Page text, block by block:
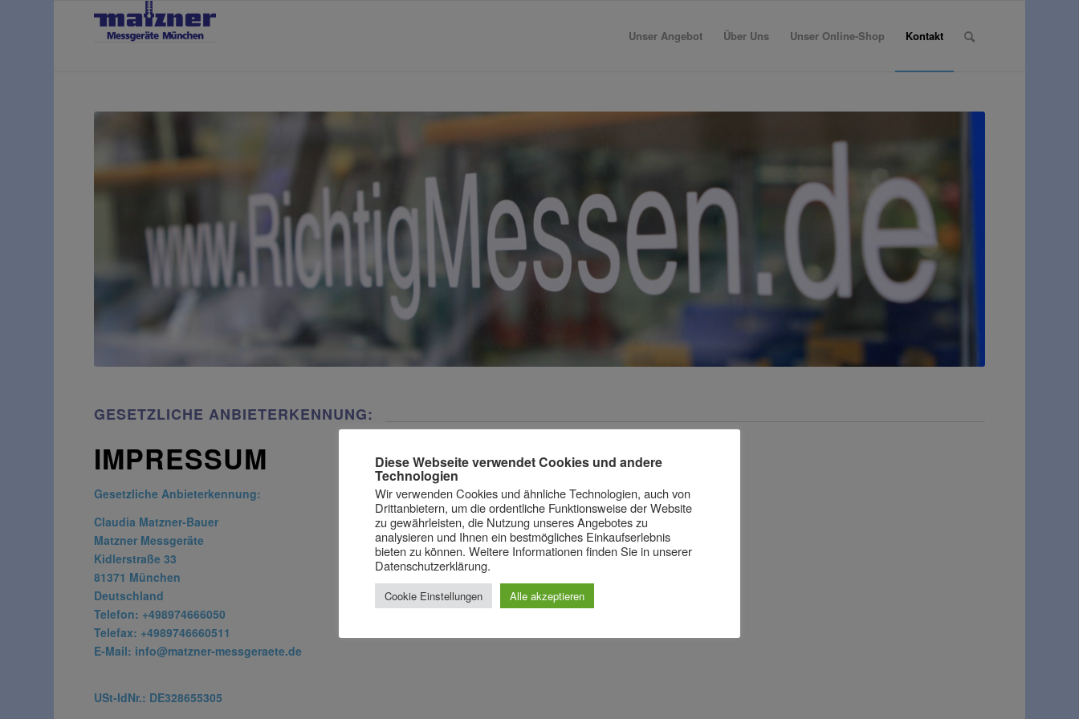
Unser Angebot Über Uns Unser Online-Shop Kontakt
GESETZLICHE ANBIETERKENNUNG:
IMPRESSUM
Gesetzliche Anbieterkennung:
Claudia Matzner-Bauer
Matzner Messgeräte
Kidlerstraße 33
81371 München
Deutschland
Telefon: +498974666050
Telefax: +4989746660511
E-Mail: info@matzner-messgeraete.de
USt-IdNr.: DE328655305
Diese Webseite verwendet Cookies und andere
Technologien
Wir verwenden Cookies und ähnliche Technologien, auch von
Drittanbietern, um die ordentliche Funktionsweise der Website
zu gewährleisten, die Nutzung unseres Angebotes zu
analysieren und Ihnen ein bestmögliches Einkaufserlebnis
bieten zu können. Weitere Informationen finden Sie in unserer
Datenschutzerklärung.
Cookie Einstellungen Alle akzeptieren